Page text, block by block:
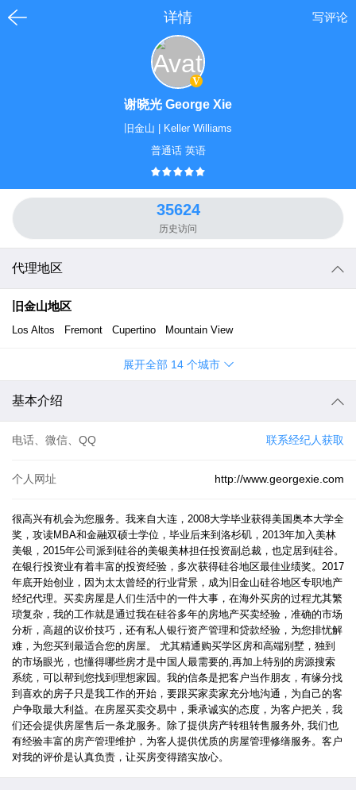
谢晓光 George Xie
旧金山
Keller Williams
普通话 英语
35624
历史访问
代理地区
旧金山地区
Los Altos Fremont Cupertino Mountain View
展开全部 14个城市
基本介绍
电话、微信、QQ 联系经纪人获取
个人网址 http://www.georgexie.com
很高兴有机会为您服务。我来自大连，2008大学毕业获得美国奥本大学全
奖，攻读MBA和金融双硕士学位，毕业后来到洛杉矶，2013年加入美林
美银，2015年公司派到硅谷的美银美林担任投资副总裁，也定居到硅谷。
在银行投资业有着丰富的投资经验，多次获得硅谷地区最佳业绩奖。2017
年底开始创业，因为太太曾经的行业背景，成为旧金山硅谷地区专职地产
经纪代理。买卖房屋是人们生活中的一件大事，在海外买房的过程尤其繁
琐复杂，我的工作就是通过我在硅谷多年的房地产买卖经验，准确的市场
分析，高超的议价技巧，还有私人银行资产管理和贷款经验，为您排忧解
难，为您买到最适合您的房屋。 尤其精通购买学区房和高端别墅，独到
的市场眼光，也懂得哪些房才是中国人最需要的,再加上特别的房源搜索
系统，可以帮到您找到理想家园。我的信条是把客户当作朋友，有缘分找
到喜欢的房子只是我工作的开始，要跟买家卖家充分地沟通，为自己的客
户争取最大利益。在房屋买卖交易中，秉承诚实的态度，为客户把关，我
们还会提供房屋售后一条龙服务。除了提供房产转租转售服务外, 我们也
有经验丰富的房产管理维护，为客人提供优质的房屋管理修缮服务。客户
对我的评价是认真负责，让买房变得踏实放心。
详情 写评论